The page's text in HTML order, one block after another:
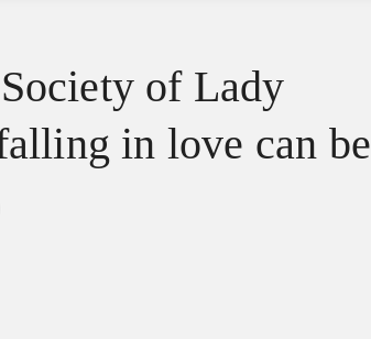
of Lady
in love can be